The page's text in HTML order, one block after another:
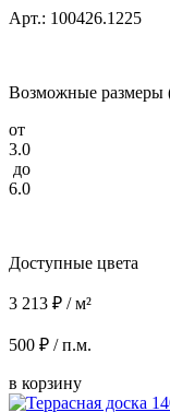
Арт.: 100426.1225
Возможные размеры
от
3.0
до
6.0
Доступные цвета
3 213 ₽ / м²
500 ₽ / п.м.
в корзину